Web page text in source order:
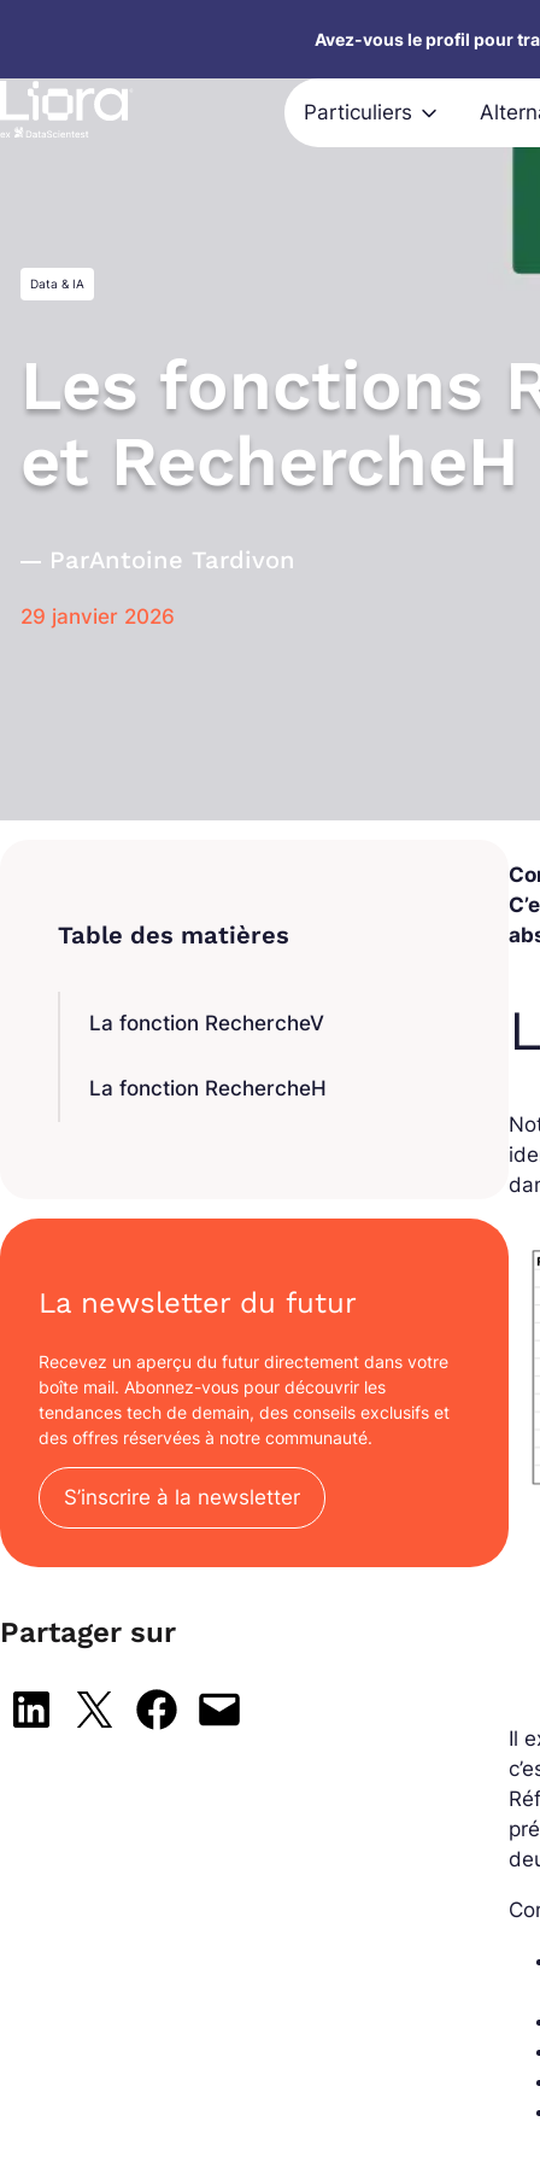
contenu
Avez-vous le profil pour
Particuliers
Data & IA
Les fonctions
et RechercheH
ParAntoine Tardivon
29 janvier 2026
La fonction RechercheV
La fonction RechercheH
La newsletter du futur
Recevez un aperçu du futur directement dans votre
boîte mail. Abonnez-vous pour découvrir les
tendances tech de demain, des conseils exclusifs et
des offres réservées à notre communauté.
S’inscrire à la newsletter
Partager sur
Share on LinkedIn
Share on X Share on Facebook
Email this Page
Il